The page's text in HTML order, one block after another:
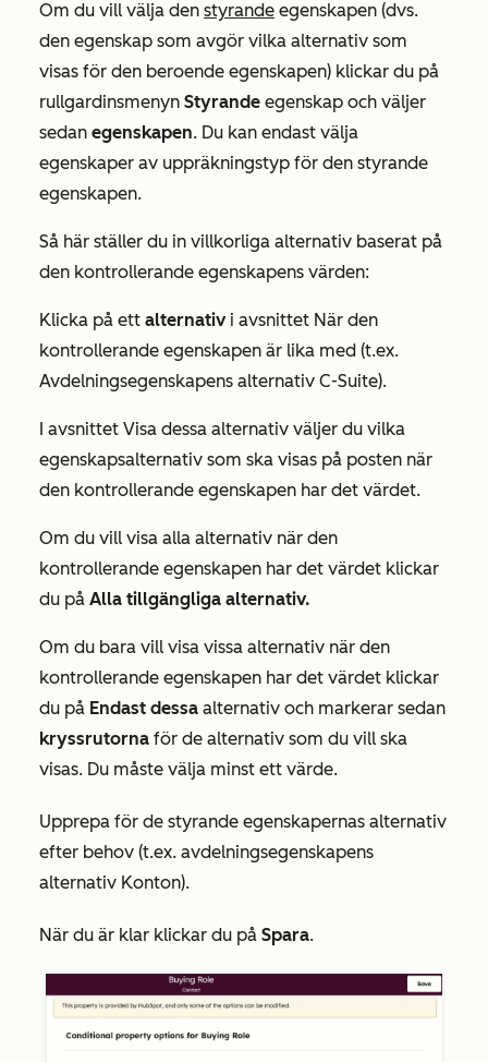
Om du vill välja den styrande egenskapen (dvs.
den egenskap som avgör vilka alternativ som
visas för den beroende egenskapen) klickar du på
rullgardinsmenyn Styrande egenskap och väljer
sedan egenskapen. Du kan endast välja
egenskaper av uppräkningstyp för den styrande
egenskapen.
Så här ställer du in villkorliga alternativ baserat på
den kontrollerande egenskapens värden:
Klicka på ett alternativi avsnittet När den
kontrollerande egenskapen är lika med (t.ex.
Avdelningsegenskapens alternativ C-Suite).
I avsnittet Visa dessa alternativ väljer du vilka
egenskapsalternativ som ska visas på posten när
den kontrollerande egenskapen har det värdet.
Om du vill visa alla alternativ när den
kontrollerande egenskapen har det värdet klickar
du på Alla tillgängliga alternativ.
Om du bara vill visa vissa alternativ när den
kontrollerande egenskapen har det värdet klickar
du på Endast dessa alternativ och markerar sedan
kryssrutorna för de alternativ som du vill ska
visas. Du måste välja minst ett värde.
Upprepa för de styrande egenskapernas alternativ
efter behov (t.ex. avdelningsegenskapens
alternativ Konton).
När du är klar klickar du på Spara.